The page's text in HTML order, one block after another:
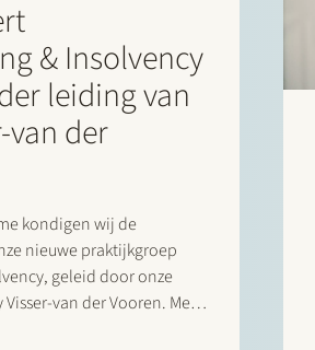
& Insolvency
leiding van
van der
kondigen wij de
nieuwe praktijkgroep
geleid door onze
van der Vooren. Met